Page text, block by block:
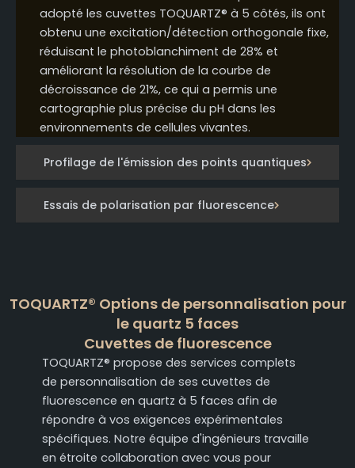
Profilage de l'émission des points quantiques
Essais de polarisation par fluorescence
adopté les cuvettes TOQUARTZ® à 5 côtés, ils ont
obtenu une excitation/détection orthogonale fixe,
réduisant le photoblanchiment de 28% et
améliorant la résolution de la courbe de
décroissance de 21%, ce qui a permis une
cartographie plus précise du pH dans les
environnements de cellules vivantes.
TOQUARTZ® Options de personnalisation pour
le quartz 5 faces
Cuvettes de fluorescence
TOQUARTZ® propose des services complets
de personnalisation de ses cuvettes de
fluorescence en quartz à 5 faces afin de
répondre à vos exigences expérimentales
spécifiques. Notre équipe d'ingénieurs travaille
en étroite collaboration avec vous pour